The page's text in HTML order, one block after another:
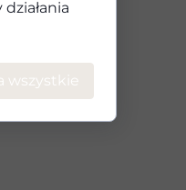
wszystkie